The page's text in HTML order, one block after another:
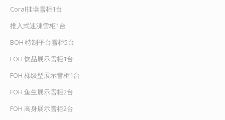
Coral挂墙雪柜1台
推入式速涷雪柜1台
BOH 特制平台雪柜5台
FOH 饮品展示雪柜1台
FOH 梯级型展示雪柜1台
FOH 鱼生展示雪柜2台
FOH 高身展示雪柜2台